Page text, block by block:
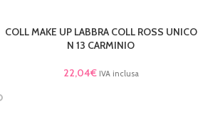
LEGGI TUTTO
COLL MAKE UP LABBRA COLL ROSS UNICO
N 13 CARMINIO
22,04€ IVA inclusa